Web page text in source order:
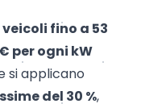
veicoli fino a 53
€ per ogni kW
si applicano
del 30 %,